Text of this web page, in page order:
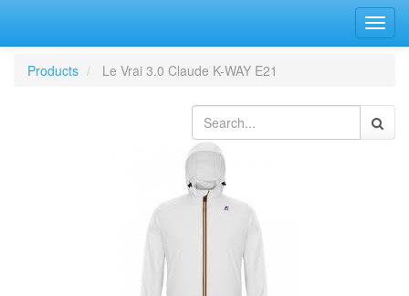
la
Products Le Vrai 3.0 Claude K-WAY E21